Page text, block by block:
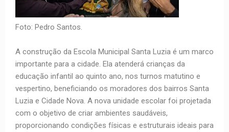
Foto: Pedro Santos.
A construção da Escola Municipal Santa Luzia é um marco
importante para a cidade. Ela atenderá crianças da
educação infantil ao quinto ano, nos turnos matutino e
vespertino, beneficiando os moradores dos bairros Santa
Luzia e Cidade Nova. A nova unidade escolar foi projetada
com o objetivo de criar ambientes saudáveis,
proporcionando condições físicas e estruturais ideais para